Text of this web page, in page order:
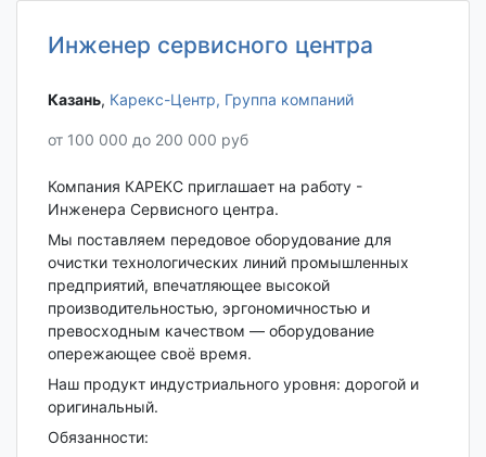
Инженер сервисного центра
Казань‎, Карекс-Центр, Группа компаний
от 100 000 до 200 000 руб
Компания КАРЕКС приглашает на работу -
Инженера Сервисного центра.
Мы поставляем передовое оборудование для
очистки технологических линий промышленных
предприятий, впечатляющее высокой
производительностью, эргономичностью и
превосходным качеством — оборудование
опережающее своё время.
Наш продукт индустриального уровня: дорогой и
оригинальный.
Обязанности: